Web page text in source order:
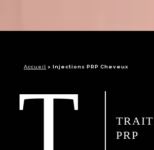
Accueil > Injections PRP Cheveux
T
PRP